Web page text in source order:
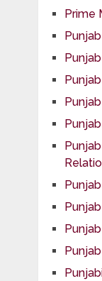
Prime